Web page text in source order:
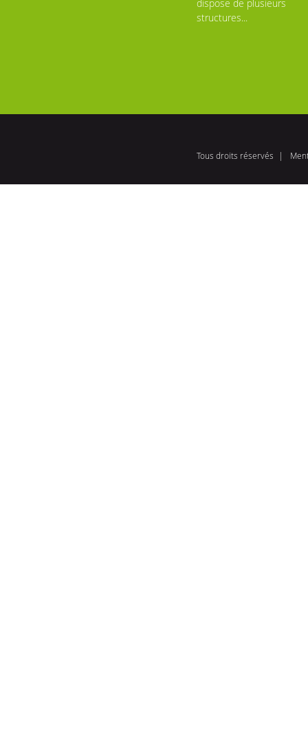
dispose de plusieurs
structures...
Tous droits réservés